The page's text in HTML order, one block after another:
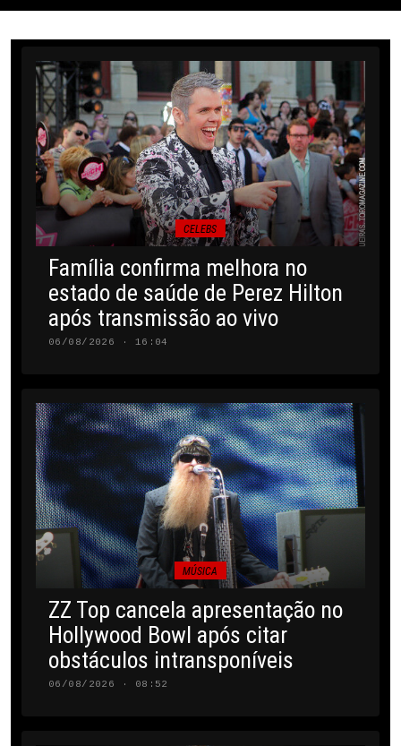
CELEBS
Família confirma melhora no
estado de saúde de Perez Hilton
após transmissão ao vivo
06/08/2026 · 16:04
MÚSICA
ZZ Top cancela apresentação no
Hollywood Bowl após citar
obstáculos intransponíveis
06/08/2026 · 08:52